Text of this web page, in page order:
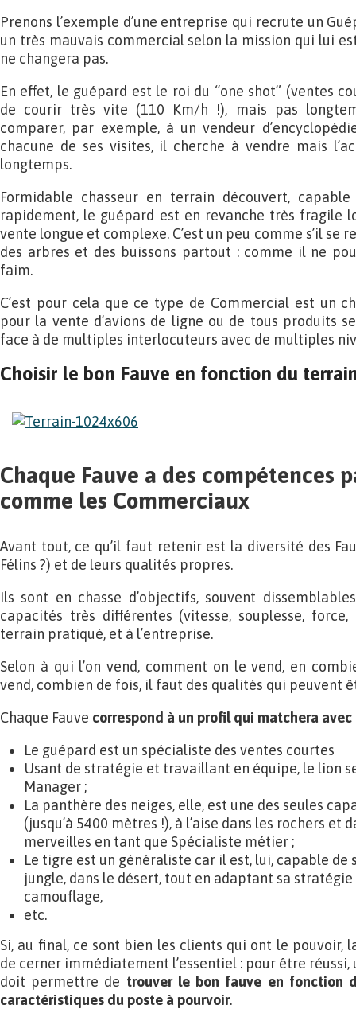
Prenons l’exemple d’une entreprise qui recrute un
un très mauvais commercial selon la mission qui lui
ne changera pas.
En effet, le guépard est le roi du “one shot” (ventes
de courir très vite (110 Km/h !), mais pas
comparer, par exemple, à un vendeur
chacune de ses visites, il cherche à vendre mais
longtemps.
Formidable chasseur en terrain découvert,
rapidement, le guépard est en revanche très fragile
vente longue et complexe. C’est un peu comme s’il se
des arbres et des buissons partout : comme il ne
faim.
C’est pour cela que ce type de Commercial est un
pour la vente d’avions de ligne ou de tous produits
face à de multiples interlocuteurs avec de multiples
Choisir le bon Fauve en fonction du
Chaque Fauve a des compétences
comme les Commerciaux
Avant tout, ce qu’il faut retenir est la diversité des
Félins ?) et de leurs qualités propres.
Ils sont en chasse d’objectifs, souvent
capacités très différentes (vitesse, souplesse,
terrain pratiqué, et à l’entreprise.
Selon à qui l’on vend, comment on le vend, en
vend, combien de fois, il faut des qualités qui peuvent
Chaque Fauve correspond à un profil qui matchera
Le guépard est un spécialiste des ventes courtes
Usant de stratégie et travaillant en équipe, le lion
Manager ;
La panthère des neiges, elle, est une des seules
(jusqu’à 5400 mètres !), à l’aise dans les rochers et
merveilles en tant que Spécialiste métier ;
Le tigre est un généraliste car il est, lui, capable de
jungle, dans le désert, tout en adaptant sa stratégie
camouflage,
etc.
Si, au final, ce sont bien les clients qui ont le pouvoir,
de cerner immédiatement l’essentiel : pour être
doit permettre de trouver le bon fauve en fonction
caractéristiques du poste à pourvoir.